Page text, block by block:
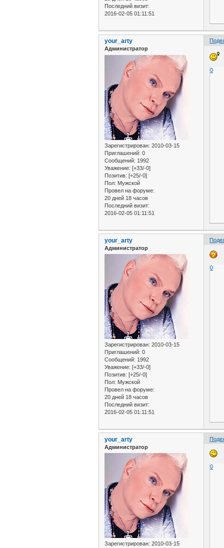
Последний визит:
2016-02-05 01:11:51
your_arty
Администратор
Зарегистрирован: 2010-03-15
Приглашений: 0
Сообщений: 1992
Уважение: [+33/-0]
Позитив: [+25/-0]
Пол: Мужской
Провел на форуме:
20 дней 18 часов
Последний визит:
2016-02-05 01:11:51
0
your_arty
Администратор
Зарегистрирован: 2010-03-15
Приглашений: 0
Сообщений: 1992
Уважение: [+33/-0]
Позитив: [+25/-0]
Пол: Мужской
Провел на форуме:
20 дней 18 часов
Последний визит:
2016-02-05 01:11:51
0
your_arty
Администратор
Зарегистрирован: 2010-03-15
0